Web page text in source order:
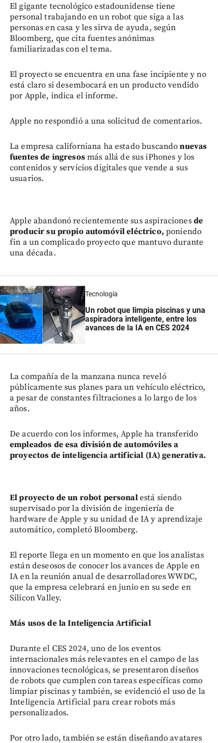
El gigante tecnológico estadounidense tiene
personal trabajando en un robot que siga a las
personas en casa y les sirva de ayuda, según
Bloomberg, que cita fuentes anónimas
familiarizadas con el tema.
El proyecto se encuentra en una fase incipiente y no
está claro si desembocará en un producto vendido
por Apple, indica el informe.
Apple no respondió a una solicitud de comentarios.
La empresa californiana ha estado buscandonuevas
fuentes de ingresosmás allá de sus iPhones y los
contenidos y servicios digitales que vende a sus
usuarios.
Apple abandonó recientemente sus aspiracionesde
producir su propio automóvil eléctrico, poniendo
fin a un complicado proyecto que mantuvo durante
una década.
Tecnología
Un robot que limpia piscinas y una
aspiradora inteligente, entre los
avances de la IA en CES 2024
La compañía de la manzana nunca reveló
públicamente sus planes para un vehículo eléctrico,
a pesar de constantes filtraciones a lo largo de los
años.
De acuerdo con los informes, Apple ha transferido
empleados de esa división de automóviles a
proyectos de inteligencia artificial (IA) generativa.
El proyecto de un robot personalestá siendo
supervisado por la división de ingeniería de
hardware de Apple y su unidad de IA y aprendizaje
automático, completó Bloomberg.
El reporte llega en un momento en que los analistas
están deseosos de conocer los avances de Apple en
IA en la reunión anual de desarrolladores WWDC,
que la empresa celebrará en junio en su sede en
Silicon Valley.
Más usos de la Inteligencia Artificial
Durante el CES 2024, uno de los eventos
internacionales más relevantes en el campo de las
innovaciones tecnológicas, se presentaron diseños
de robots que cumplen con tareas específicas como
limpiar piscinas y también, se evidenció el uso de la
Inteligencia Artificial para crear robots más
personalizados.
Por otro lado, también se están diseñando avatares